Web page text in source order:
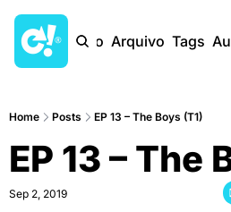
Início Arquivo Tags
Home Posts EP 13 – The Boys (T1)
EP 13 – The
Sep 2, 2019